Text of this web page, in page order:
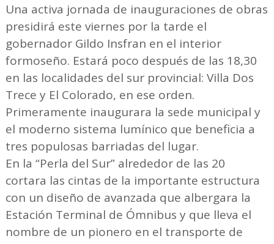
Una activa jornada de inauguraciones de obras
presidirá este viernes por la tarde el
gobernador Gildo Insfran en el interior
formoseño. Estará poco después de las 18,30
en las localidades del sur provincial: Villa Dos
Trece y El Colorado, en ese orden.
Primeramente inaugurara la sede municipal y
el moderno sistema lumínico que beneficia a
tres populosas barriadas del lugar.
En la “Perla del Sur” alrededor de las 20
cortara las cintas de la importante estructura
con un diseño de avanzada que albergara la
Estación Terminal de Ómnibus y que lleva el
nombre de un pionero en el transporte de